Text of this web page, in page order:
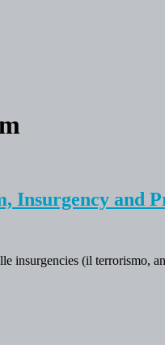
Insurgency and
insurgencies (il terrorismo,